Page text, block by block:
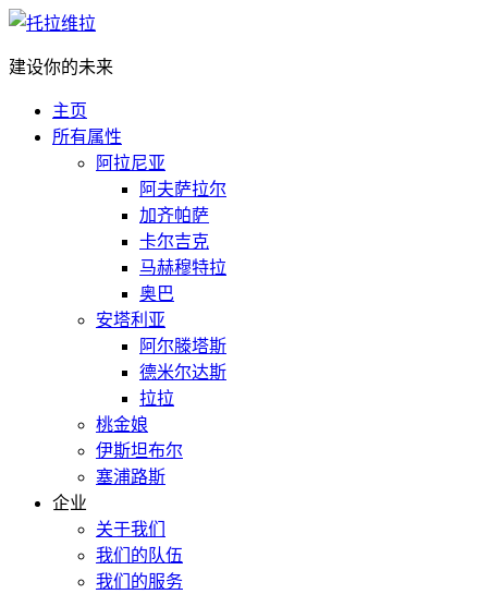
建设你的未来
主页
所有属性
阿拉尼亚
阿夫萨拉尔
加齐帕萨
卡尔吉克
马赫穆特拉
奥巴
安塔利亚
阿尔滕塔斯
德米尔达斯
拉拉
桃金娘
伊斯坦布尔
塞浦路斯
企业
关于我们
我们的队伍
我们的服务